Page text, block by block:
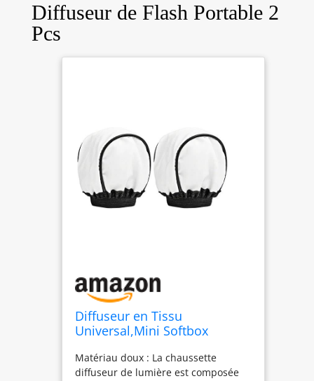
Diffuseur de Flash Portable 2
Pcs
Diffuseur en Tissu
Universal,Mini Softbox
De Caméra Portable
Diffuseur,Pliable,Diffiseur
Matériau doux : La chaussette
diffuseur de lumière est composée